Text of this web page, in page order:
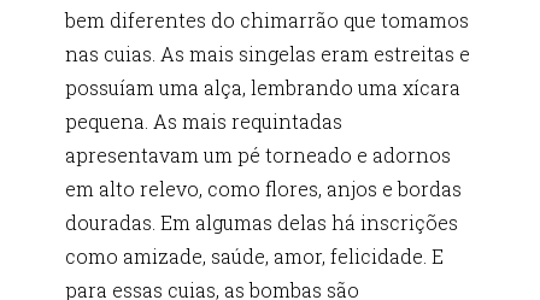
bem diferentes do chimarrão que tomamos
nas cuias. As mais singelas eram estreitas e
possuíam uma alça, lembrando uma xícara
pequena. As mais requintadas
apresentavam um pé torneado e adornos
em alto relevo, como flores, anjos e bordas
douradas. Em algumas delas há inscrições
como amizade, saúde, amor, felicidade. E
para essas cuias, as bombas são